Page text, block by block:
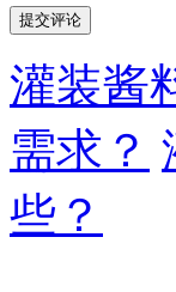
灌装酱
需求？
些？